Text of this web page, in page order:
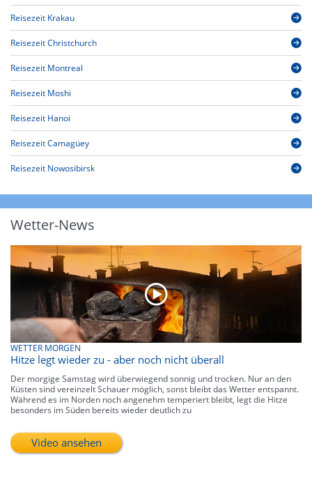
Reisezeit Krakau
Reisezeit Christchurch
Reisezeit Montreal
Reisezeit Moshi
Reisezeit Hanoi
Reisezeit Camagüey
Reisezeit Nowosibirsk
Wetter-News
WETTER MORGEN
Hitze legt wieder zu - aber noch nicht überall
Der morgige Samstag wird überwiegend sonnig und trocken. Nur an den
Küsten sind vereinzelt Schauer möglich, sonst bleibt das Wetter entspannt.
Während es im Norden noch angenehm temperiert bleibt, legt die Hitze
besonders im Süden bereits wieder deutlich zu
Video ansehen